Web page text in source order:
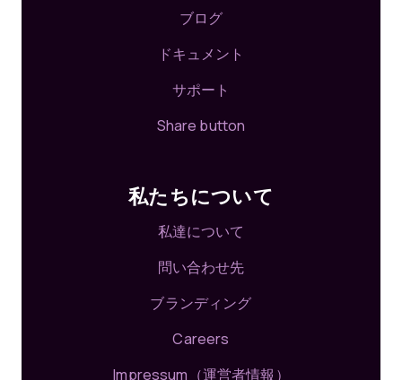
ブログ
ドキュメント
サポート
Share button
私たちについて
私達について
問い合わせ先
ブランディング
Careers
Impressum（運営者情報）